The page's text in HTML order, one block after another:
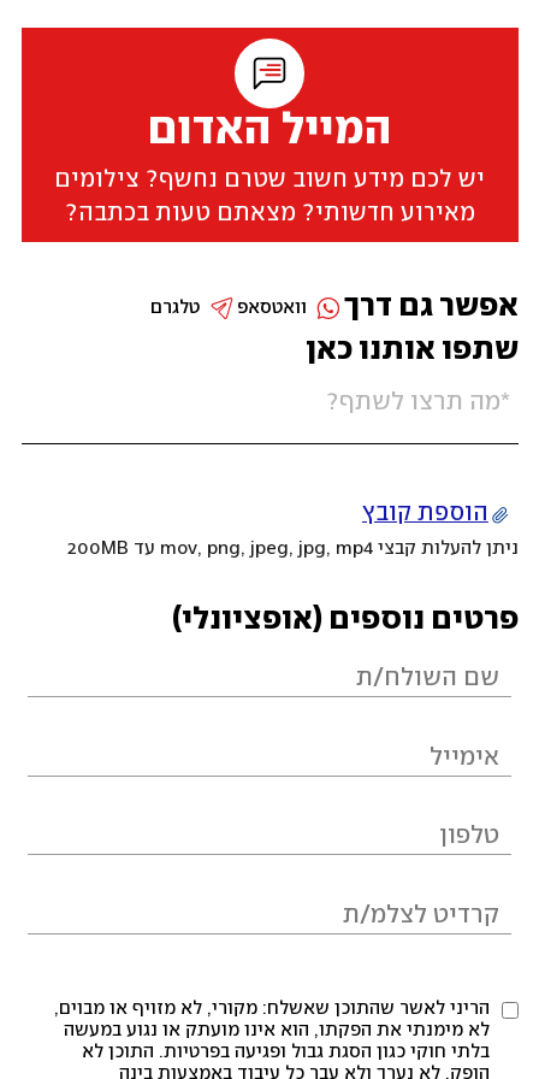
המייל האדום
יש לכם מידע חשוב שטרם נחשף? צילומים
מאירוע חדשותי? מצאתם טעות בכתבה?
שתפו אותנו כאן
הוספת קובץ
ניתן להעלות קבצי mov, png, jpeg, jpg, mp4 עד 200MB
פרטים נוספים (אופציונלי)
הריני לאשר שהתוכן שאשלח: מקורי, לא מזויף או מבוים,
לא מימנתי את הפקתו, הוא אינו מועתק או נגוע במעשה
בלתי חוקי כגון הסגת גבול ופגיעה בפרטיות. התוכן לא
הופק, לא נערך ולא עבר כל עיבוד באמצעות בינה
אפשר גם דרך טלגרם וואטסאפ